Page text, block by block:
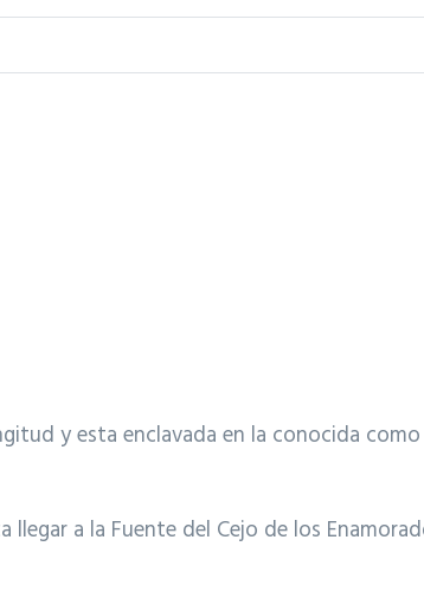
y esta enclavada en la conocida
a la Fuente del Cejo de los